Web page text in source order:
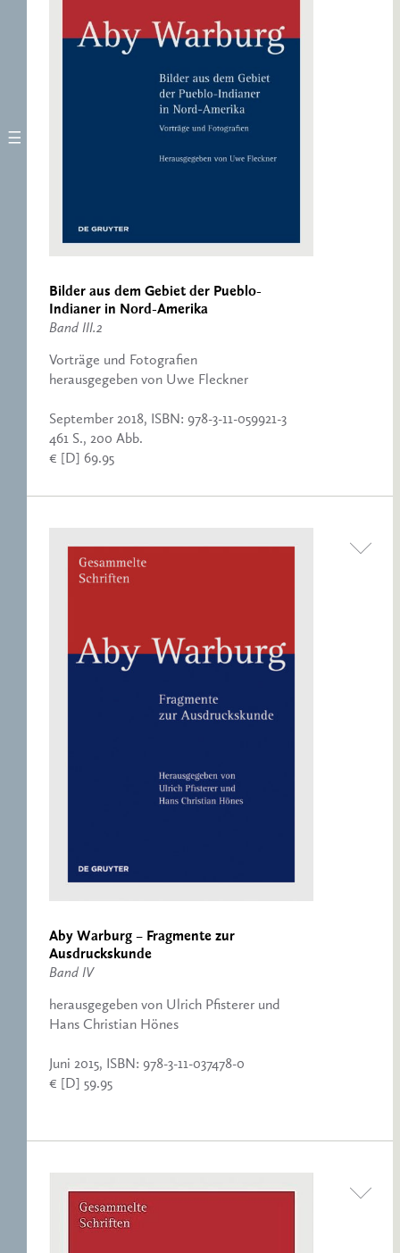
Bilder aus dem Gebiet der Pueblo-
Indianer in Nord-Amerika
Band III.2
Vorträge und Fotografien
herausgegeben von Uwe Fleckner
September 2018, ISBN: 978-3-11-059921-3
461 S., 200 Abb.
€ [D] 69.95
Aby Warburg – Fragmente zur
Ausdruckskunde
Band IV
herausgegeben von Ulrich Pfisterer und
Hans Christian Hönes
Juni 2015, ISBN: 978-3-11-037478-0
€ [D] 59.95